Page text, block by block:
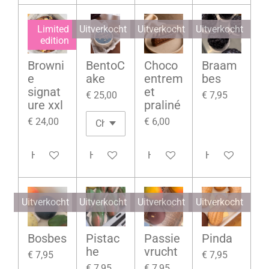
Limited
edition
Browni
e
signat
ure xxl
€ 24,00
Houd mij op de hoogte
Uitverkocht
BentoC
ake
€ 25,00
Houd mij op de hoogte
Uitverkocht
Choco
entrem
et
praliné
€ 6,00
Houd mij op de hoogte
Uitverkocht
Braam
bes
€ 7,95
Houd mij op
Uitverkocht
Bosbes
€ 7,95
Uitverkocht
Pistac
he
Uitverkocht
Passie
vrucht
Uitverkocht
Pinda
€ 7,95